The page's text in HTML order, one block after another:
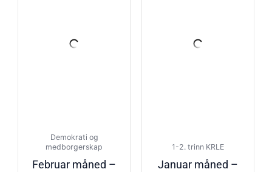
Demokrati og
medborgerskap
Februar måned –
1-2. trinn KRLE
Januar måned –